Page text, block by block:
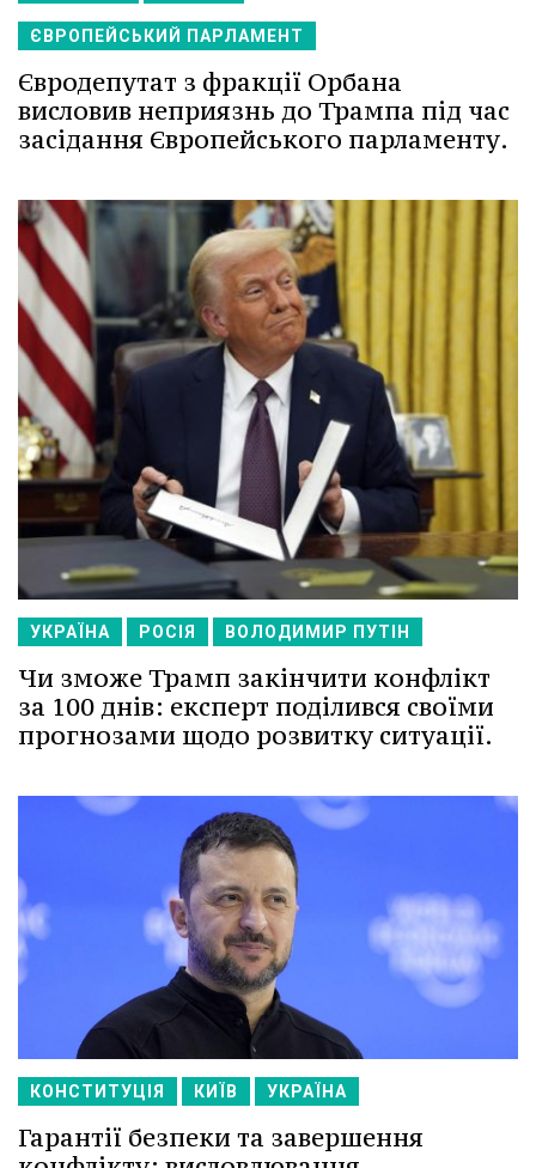
ЄВРОПЕЙСЬКИЙ ПАРЛАМЕНТ
Євродепутат з фракції Орбана
висловив неприязнь до Трампа під час
засідання Європейського парламенту.
УКРАЇНА РОСІЯ ВОЛОДИМИР ПУТІН
Чи зможе Трамп закінчити конфлікт
за 100 днів: експерт поділився своїми
прогнозами щодо розвитку ситуації.
КОНСТИТУЦІЯ КИЇВ УКРАЇНА
Гарантії безпеки та завершення